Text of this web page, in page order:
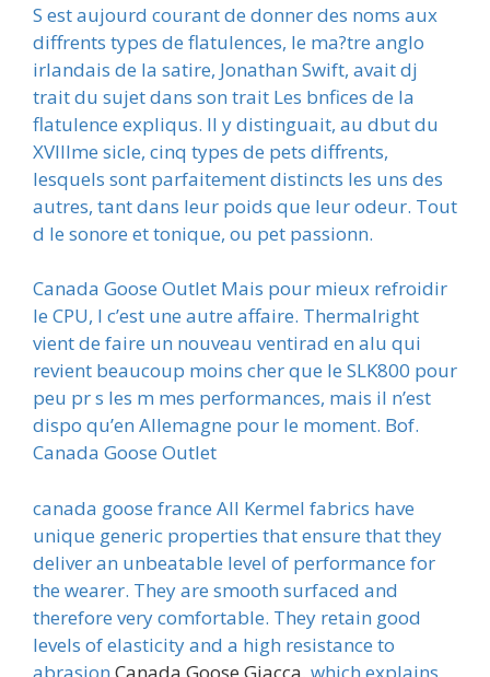
S est aujourd courant de donner des noms aux
diffrents types de flatulences, le ma?tre anglo
irlandais de la satire, Jonathan Swift, avait dj
trait du sujet dans son trait Les bnfices de la
flatulence expliqus. Il y distinguait, au dbut du
XVIIIme sicle, cinq types de pets diffrents,
lesquels sont parfaitement distincts les uns des
autres, tant dans leur poids que leur odeur. Tout
d le sonore et tonique, ou pet passionn.
Canada Goose Outlet Mais pour mieux refroidir
le CPU, l c’est une autre affaire. Thermalright
vient de faire un nouveau ventirad en alu qui
revient beaucoup moins cher que le SLK800 pour
peu pr s les m mes performances, mais il n’est
dispo qu’en Allemagne pour le moment. Bof.
Canada Goose Outlet
canada goose france All Kermel fabrics have
unique generic properties that ensure that they
deliver an unbeatable level of performance for
the wearer. They are smooth surfaced and
therefore very comfortable. They retain good
levels of elasticity and a high resistance to
abrasion Canada Goose Giacca, which explains